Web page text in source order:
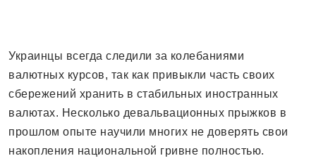
Украинцы всегда следили за колебаниями
валютных курсов, так как привыкли часть своих
сбережений хранить в стабильных иностранных
валютах. Несколько девальвационных прыжков в
прошлом опыте научили многих не доверять свои
накопления национальной гривне полностью.